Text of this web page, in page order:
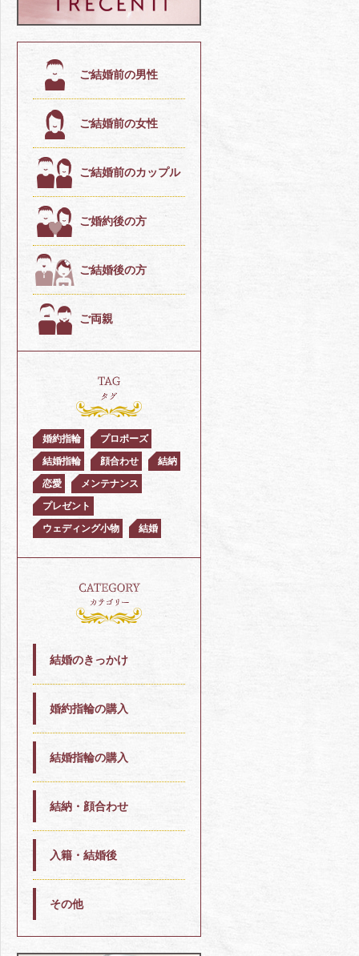
ご結婚前の男性
ご結婚前の女性
ご結婚前のカップル
ご婚約後の方
ご結婚後の方
ご両親
婚約指輪
プロポーズ
結婚指輪
顔合わせ
結納
恋愛
メンテナンス
プレゼント
ウェディング小物
結婚
結婚のきっかけ
婚約指輪の購入
結婚指輪の購入
結納・顔合わせ
入籍・結婚後
その他